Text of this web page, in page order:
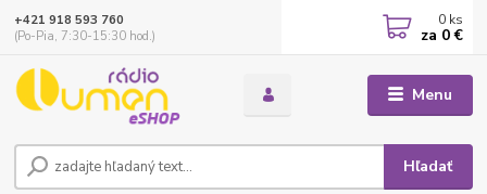
Menu
Hľadať
+421 918 593 760
(Po-Pia, 7:30-15:30 hod.)
0 ks
za 0 €